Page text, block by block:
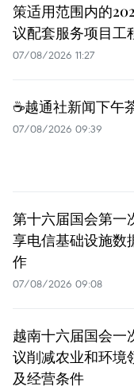
策适用范围内的
议配套服务项目工
07/08/2026 11:27
☕️越通社新闻下午
07/08/2026 09:39
第十六届国会第一
享电信基础设施数
作
07/08/2026 09:08
越南十六届国会一
议削减农业和环境
及经营条件